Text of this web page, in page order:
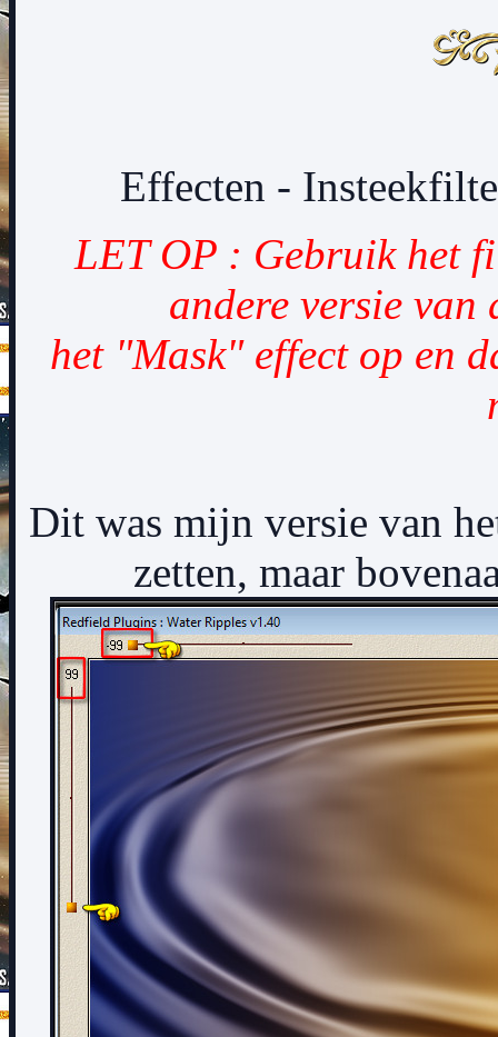
Effecten -
LET OP : Gebruik het
andere versie
het "Mask" effect op en
Dit was mijn versie van
zetten, maar